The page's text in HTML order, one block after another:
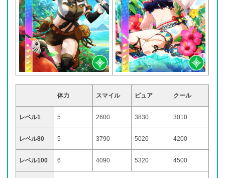
体力 スマイル ピュア クール
レベル1 5 2600 3830 3010
レベル80 5 3790 5020 4200
レベル100 6 4090 5320 4500